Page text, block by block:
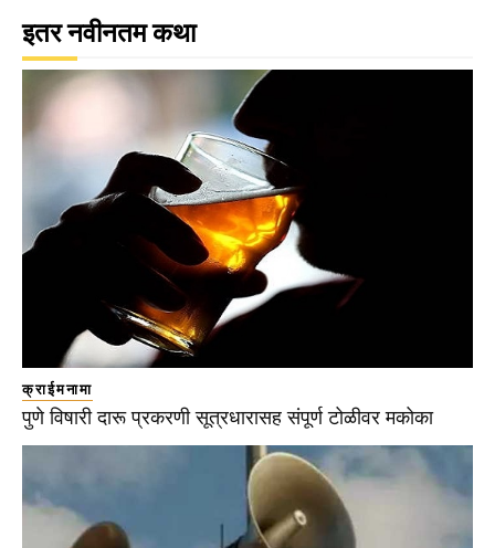
इतर नवीनतम कथा
क्राईमनामा
पुणे विषारी दारू प्रकरणी सूत्रधारासह संपूर्ण टोळीवर मकोका